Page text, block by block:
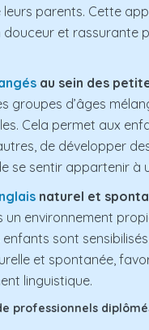
leurs parents. Cette
douceur et rassurante
au sein des
groupes d’âges
Cela permet aux
de développer
se sentir appartenir à
naturel et
environnement
enfants sont
et spontanée,
linguistique.
professionnels